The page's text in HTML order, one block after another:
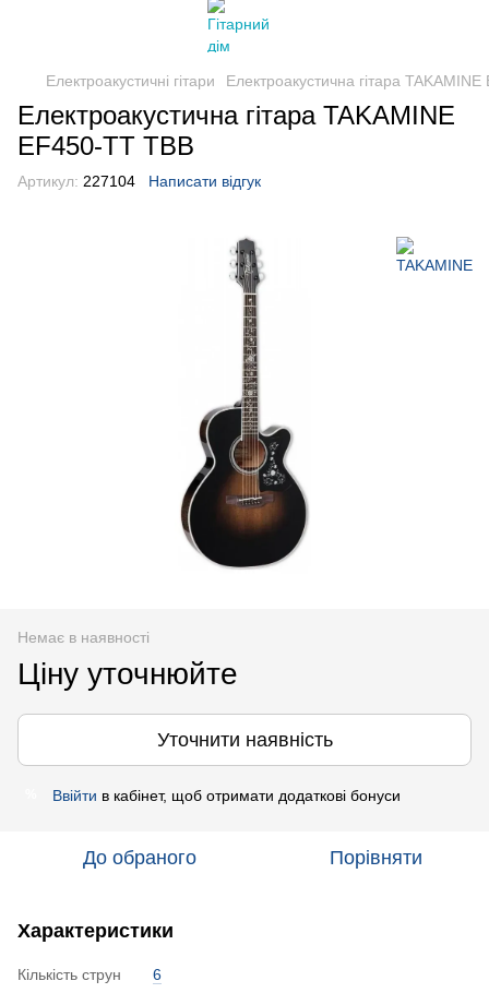
Електроакустичні гітари Електроакустична гітара
Електроакустична гітара TAKAMINE
EF450-TT TBB
Артикул: 227104 Написати відгук
Немає в наявності
Ціну уточнюйте
Уточнити наявність
Ввійти в кабінет, щоб отримати додаткові бонуси
До обраного Порівняти
Характеристики
Кількість струн
6